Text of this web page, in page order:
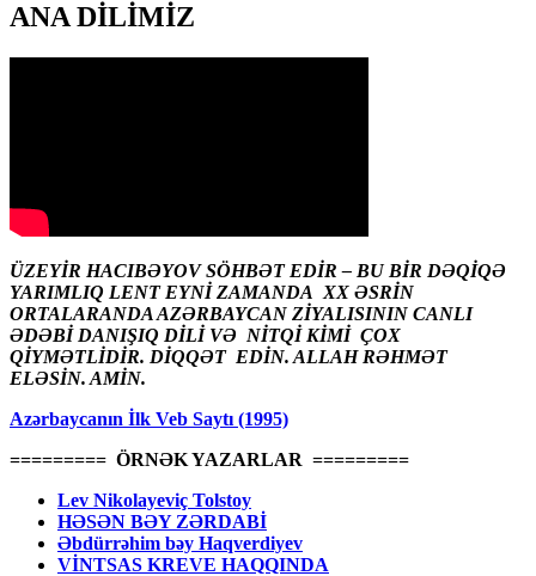
ANA DİLİMİZ
ÜZEYİR HACIBƏYOV SÖHBƏT EDİR – BU BİR DƏQİQƏ
YARIMLIQ LENT EYNİ ZAMANDA XX ƏSRİN
ORTALARANDA AZƏRBAYCAN ZİYALISININ CANLI
ƏDƏBİ DANIŞIQ DİLİ VƏ NİTQİ KİMİ ÇOX
QİYMƏTLİDİR. DİQQƏT EDİN. ALLAH RƏHMƏT
ELƏSİN. AMİN.
Azərbaycanın İlk Veb Saytı (1995)
========= ÖRNƏK YAZARLAR =========
Lev Nikolayeviç Tolstoy
HƏSƏN BƏY ZƏRDABİ
Əbdürrəhim bəy Haqverdiyev
VİNTSAS KREVE HAQQINDA